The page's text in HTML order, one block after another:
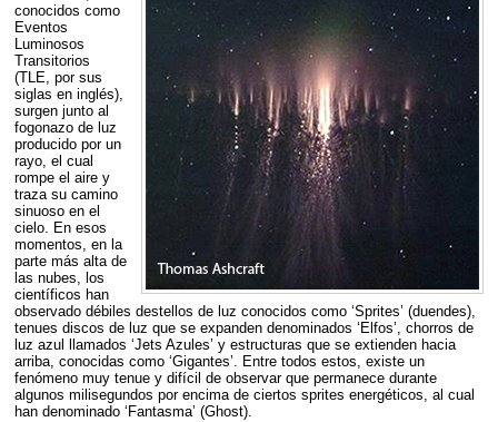
conocidos como
Eventos
Luminosos
Transitorios
(TLE, por sus
siglas en inglés),
surgen junto al
fogonazo de luz
producido por un
rayo, el cual
rompe el aire y
traza su camino
sinuoso en el
cielo. En esos
momentos, en la
parte más alta de
las nubes, los
científicos han
observado débiles destellos de luz conocidos como ‘Sprites’ (duendes),
tenues discos de luz que se expanden denominados ‘Elfos’, chorros de
luz azul llamados ‘Jets Azules’ y estructuras que se extienden hacia
arriba, conocidas como ‘Gigantes’. Entre todos estos, existe un
fenómeno muy tenue y difícil de observar que permanece durante
algunos milisegundos por encima de ciertos sprites energéticos, al cual
han denominado ‘Fantasma’ (Ghost).